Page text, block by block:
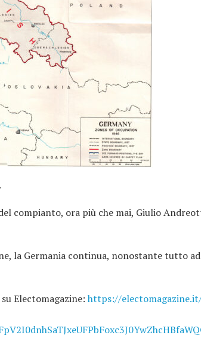
compianto, ora più che mai, Giulio
la Germania continua, nonostante tutto ad
Electomagazine: https://